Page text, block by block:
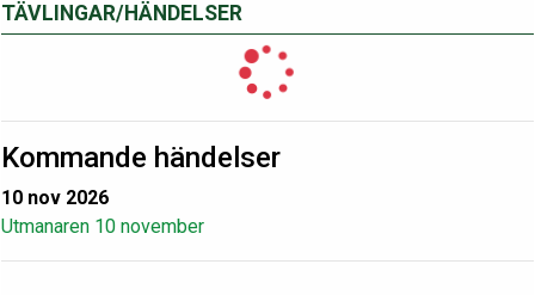
TÄVLINGAR/HÄNDELSER
Kommande händelser
10 nov 2026
Utmanaren 10 november